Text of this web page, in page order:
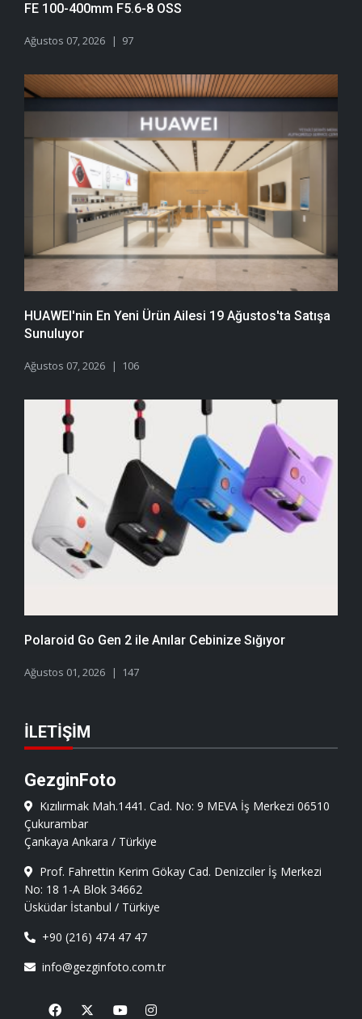
FE 100-400mm F5.6-8 OSS
Ağustos 07, 2026 97
HUAWEI'nin En Yeni Ürün Ailesi 19 Ağustos'ta Satışa
Sunuluyor
Ağustos 07, 2026 106
Polaroid Go Gen 2 ile Anılar Cebinize Sığıyor
Ağustos 01, 2026 147
İLETIŞIM
GezginFoto
Kızılırmak Mah.1441. Cad. No: 9 MEVA İş Merkezi 06510
Çukurambar
Çankaya Ankara / Türkiye
Prof. Fahrettin Kerim Gökay Cad. Denizciler İş Merkezi
No: 18 1-A Blok 34662
Üsküdar İstanbul / Türkiye
+90 (216) 474 47 47
info@gezginfoto.com.tr